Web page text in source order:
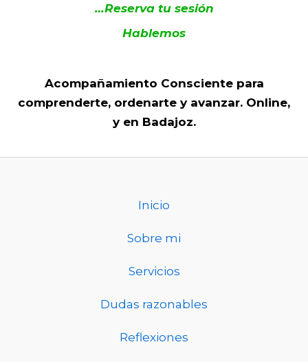
…Reserva tu sesión
Hablemos
Acompañamiento Consciente para
comprenderte, ordenarte y avanzar. Online,
y en Badajoz.
Inicio
Sobre mi
Servicios
Dudas razonables
Reflexiones